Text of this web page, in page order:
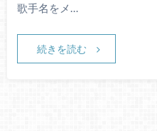
歌手名をメ…
続きを読む